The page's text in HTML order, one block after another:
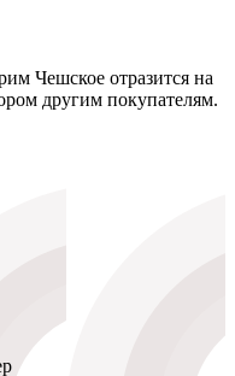
Чешское отразится на
другим покупателям.